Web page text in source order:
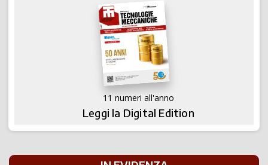
11 numeri all'anno
Leggi la Digital Edition